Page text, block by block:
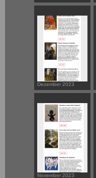
Dezember 2023
November 2023